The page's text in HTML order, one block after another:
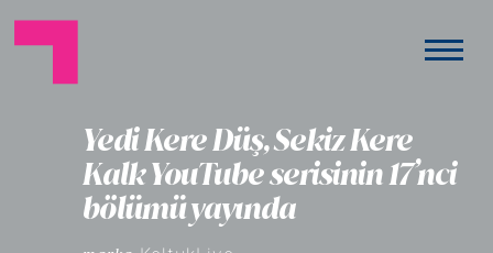
Yedi Kere Düş, Sekiz Kere
Kalk YouTube serisinin 17’nci
bölümü yayında